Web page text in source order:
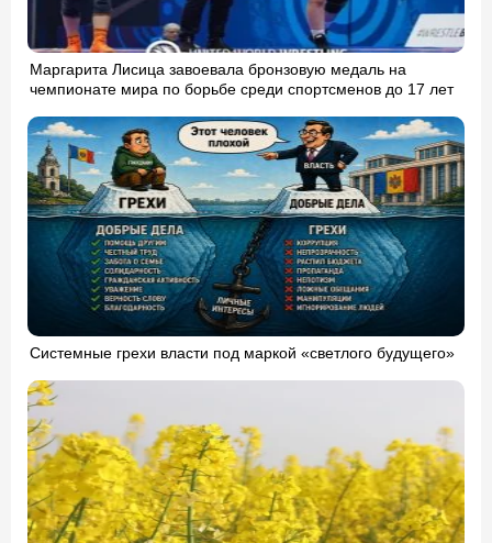
Маргарита Лисица завоевала бронзовую медаль на
чемпионате мира по борьбе среди спортсменов до 17 лет
Системные грехи власти под маркой «светлого будущего»